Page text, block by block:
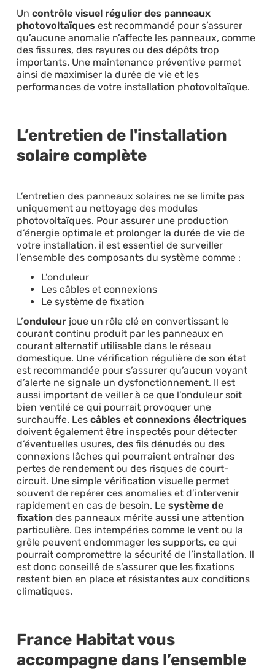
Un contrôle visuel régulier des panneaux
photovoltaïques est recommandé pour s’assurer
qu’aucune anomalie n’affecte les panneaux, comme
des fissures, des rayures ou des dépôts trop
importants. Une maintenance préventive permet
ainsi de maximiser la durée de vie et les
performances de votre installation photovoltaïque.
L’entretien de l'installation
solaire complète
L’entretien des panneaux solaires ne se limite pas
uniquement au nettoyage des modules
photovoltaïques. Pour assurer une production
d’énergie optimale et prolonger la durée de vie de
votre installation, il est essentiel de surveiller
l’ensemble des composants du système comme :
L’onduleur
Les câbles et connexions
Le système de fixation
L’onduleurjoue un rôle clé en convertissant le
courant continu produit par les panneaux en
courant alternatif utilisable dans le réseau
domestique. Une vérification régulière de son état
est recommandée pour s’assurer qu’aucun voyant
d’alerte ne signale un dysfonctionnement. Il est
aussi important de veiller à ce que l’onduleur soit
bien ventilé ce qui pourrait provoquer une
surchauffe. Les câbles et connexions électriques
doivent également être inspectés pour détecter
d’éventuelles usures, des fils dénudés ou des
connexions lâches qui pourraient entraîner des
pertes de rendement ou des risques de court-
circuit. Une simple vérification visuelle permet
souvent de repérer ces anomalies et d’intervenir
rapidement en cas de besoin. Le système de
fixationdes panneaux mérite aussi une attention
particulière. Des intempéries comme le vent ou la
grêle peuvent endommager les supports, ce qui
pourrait compromettre la sécurité de l’installation. Il
est donc conseillé de s’assurer que les fixations
restent bien en place et résistantes aux conditions
climatiques.
France Habitat vous
accompagne dans l’ensemble